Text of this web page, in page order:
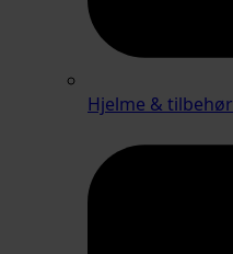
Hjelme & tilbehør